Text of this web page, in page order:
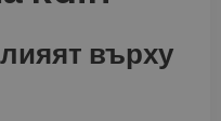
върху